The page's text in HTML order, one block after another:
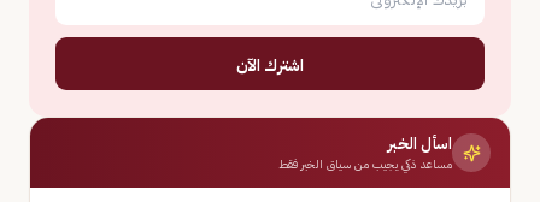
اشترك الآن
اسأل الخبر
مساعد ذكي يجيب من سياق الخبر فقط